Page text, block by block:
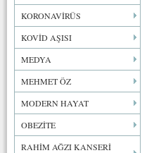
KORONAVİRÜS
KOVİD AŞISI
MEDYA
MEHMET ÖZ
MODERN HAYAT
OBEZİTE
RAHİM AĞZI KANSERİ